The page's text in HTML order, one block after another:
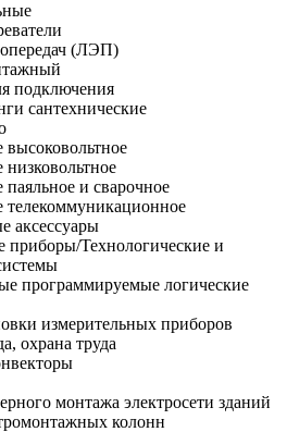
(ЛЭП)
подключения
сантехнические
и сварочное
телекоммуникационное
аксессуары
приборы/Технологические и
программируемые логические
измерительных приборов
охрана труда
монтажа электросети зданий
колонн